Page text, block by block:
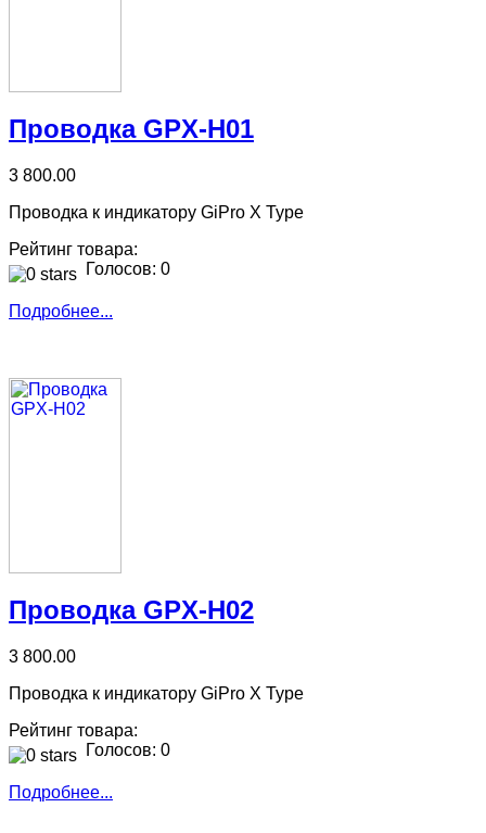
Проводка GPX-H01
3 800.00
Проводка к индикатору GiPro X Type
Рейтинг товара:
Голосов: 0
Подробнее...
Проводка GPX-H02
3 800.00
Проводка к индикатору GiPro X Type
Рейтинг товара:
Голосов: 0
Подробнее...